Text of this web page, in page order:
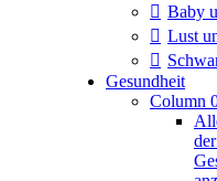
Baby
Lust
Gesundheit
Column